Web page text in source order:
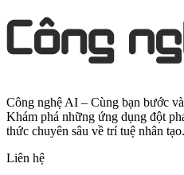
Công nghệ AI – Cùng bạn bước
Khám phá những ứng dụng đột
thức chuyên sâu về trí tuệ nhân tạo.
Liên hệ